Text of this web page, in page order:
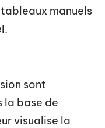
manuels
sont
la base de
visualise la